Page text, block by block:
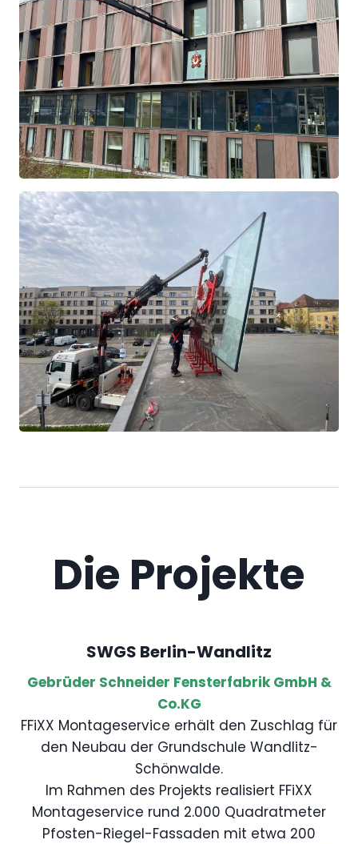
Die Projekte
SWGS Berlin-Wandlitz
Gebrüder Schneider Fensterfabrik GmbH &
Co.KG
FFiXX Montageservice erhält den Zuschlag für
den Neubau der Grundschule Wandlitz-
Schönwalde.
Im Rahmen des Projekts realisiert FFiXX
Montageservice rund 2.000 Quadratmeter
Pfosten-Riegel-Fassaden mit etwa 200